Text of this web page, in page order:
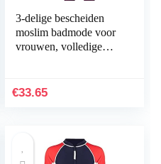
3-delige bescheiden
moslim badmode voor
vrouwen, volledige
islamitische,
€33.65